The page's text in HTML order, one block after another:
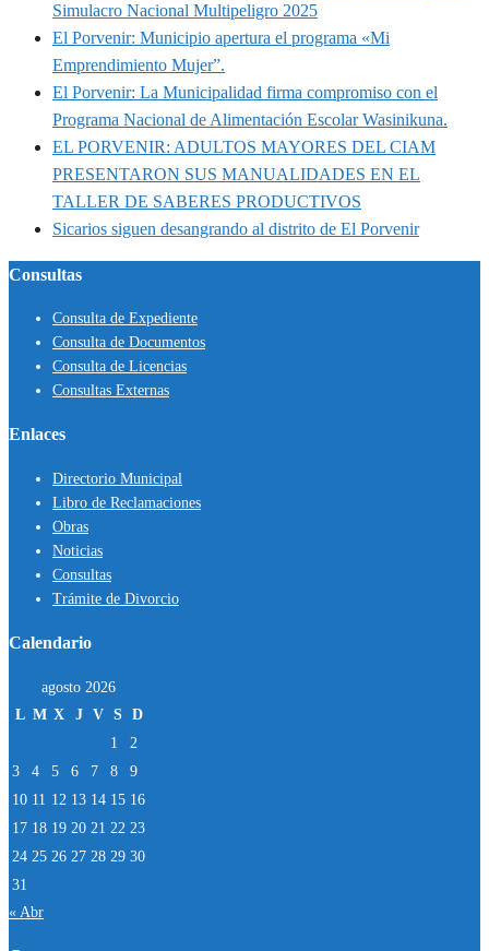
Simulacro Nacional Multipeligro 2025
El Porvenir: Municipio apertura el programa «Mi
Emprendimiento Mujer”.
El Porvenir: La Municipalidad firma compromiso con el
Programa Nacional de Alimentación Escolar Wasinikuna.
EL PORVENIR: ADULTOS MAYORES DEL CIAM
PRESENTARON SUS MANUALIDADES EN EL
TALLER DE SABERES PRODUCTIVOS
Sicarios siguen desangrando al distrito de El Porvenir
Consultas
Consulta de Expediente
Consulta de Documentos
Consulta de Licencias
Consultas Externas
Enlaces
Directorio Municipal
Libro de Reclamaciones
Obras
Noticias
Consultas
Trámite de Divorcio
Calendario
agosto 2026
L M X J V S D
1
2
3
4 5 6 7 8
9
10 11 12 13 14 15 16
17 18 19 20 21 22 23
24 25 26 27 28 29 30
31
« Abr